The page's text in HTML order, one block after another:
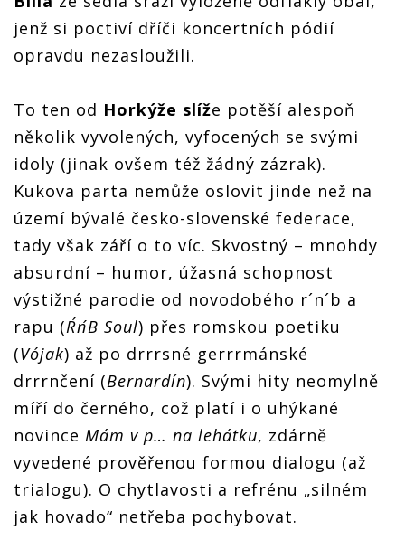
jenž si poctiví dříči koncertních pódií
opravdu nezasloužili.
To ten od Horkýže slíže potěší alespoň
několik vyvolených, vyfocených se svými
idoly (jinak ovšem též žádný zázrak).
Kukova parta nemůže oslovit jinde než na
území bývalé česko-slovenské federace,
tady však září o to víc. Skvostný – mnohdy
absurdní – humor, úžasná schopnost
výstižné parodie od novodobého r´n´b a
rapu (R´n´B Soul) přes romskou poetiku
(Vójak) až po drrrsné gerrrmánské
drrrnčení (Bernardín). Svými hity neomylně
míří do černého, což platí i o uhýkané
novince Mám v p… na lehátku, zdárně
vyvedené prověřenou formou dialogu (až
trialogu). O chytlavosti a refrénu „silném
jak hovado“ netřeba pochybovat.